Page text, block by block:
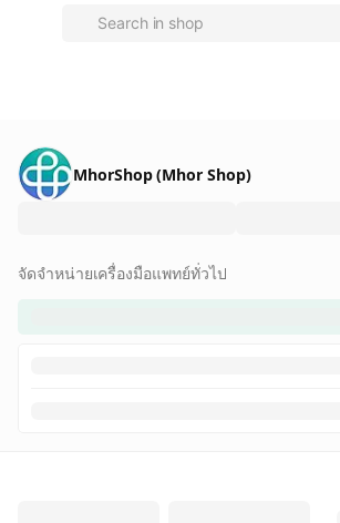
MhorShop (Mhor Shop)
จัดจำหน่ายเครื่องมือแพทย์ทั่วไป